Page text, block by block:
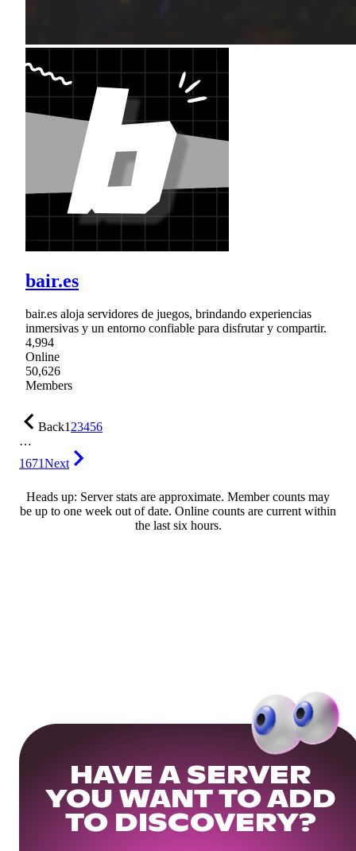
bair.es
bair.es aloja servidores de juegos, brindando experiencias
inmersivas y un entorno confiable para disfrutar y compartir.
4,994
Online
50,626
Members
Back123456
…
1671Next
Heads up: Server stats are approximate. Member counts may
be up to one week out of date. Online counts are current within
the last six hours.
HAVE A SERVER
YOU WANT TO ADD
TO DISCOVERY?